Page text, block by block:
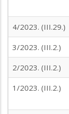
4/2023. (III.29.)
3/2023. (III.2.)
2/2023. (III.2.)
1/2023. (III.2.)